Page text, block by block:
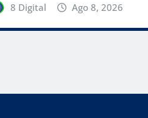
8 Digital Ago 8, 2026